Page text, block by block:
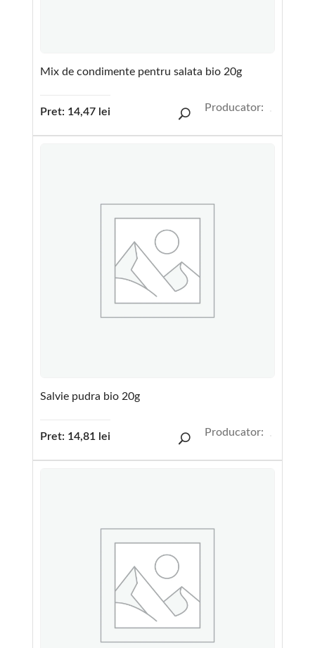
Mix de condimente pentru salata bio 20g
Pret: 14,47 lei Producator:
Salvie pudra bio 20g
Pret: 14,81 lei Producator: